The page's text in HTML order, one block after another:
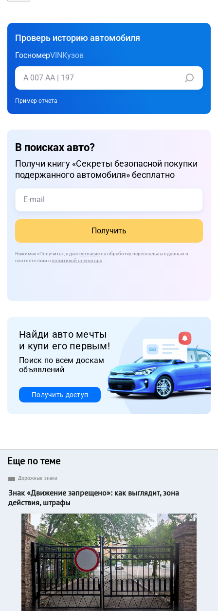
Проверь историю автомобиля
ГосномерVINКузов
Пример отчета
В поисках авто?
Получи книгу «Cекреты безопасной покупки
подержанного автомобиля» бесплатно
Получить
Нажимая «Получить» , я даюсогласиена обработку персональных данных в
соответствии сполитикой оператора
Найди авто мечты
и купи его первым!
Поиск по всем доскам
объявлений
Получить доступ
Еще по теме
Дорожные знаки
Знак «Движение запрещено»: как выглядит, зона
действия, штрафы